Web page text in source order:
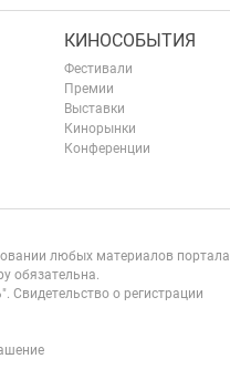
КИНОСОБЫТИЯ
Фестивали
Премии
Выставки
Кинорынки
Конференции
любых материалов портала
обязательна.
Свидетельство о регистрации